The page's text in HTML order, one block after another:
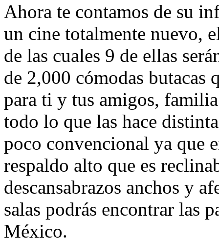
Ahora te contamos de su
un cine totalmente nuevo,
de las cuales 9 de ellas
de 2,000 cómodas butacas
para ti y tus amigos,
todo lo que las hace
poco convencional ya que
respaldo alto que es
descansabrazos anchos y
salas podrás encontrar las
México.